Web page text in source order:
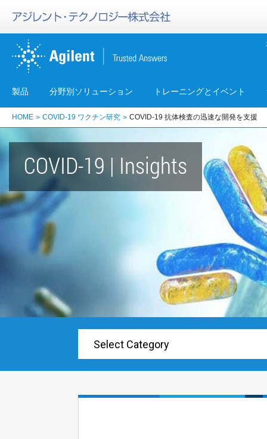
製品 分野別ソリューション トレーニングとイベント
HOME COVID-19 ワクチン研究 COVID-19 抗体検査の迅速な開発を支援
COVID-19 | Insights